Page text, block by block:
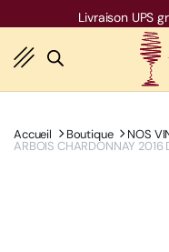
Livraison UPS
Accueil Boutique NOS
ARBOIS CHARDONNAY 2016